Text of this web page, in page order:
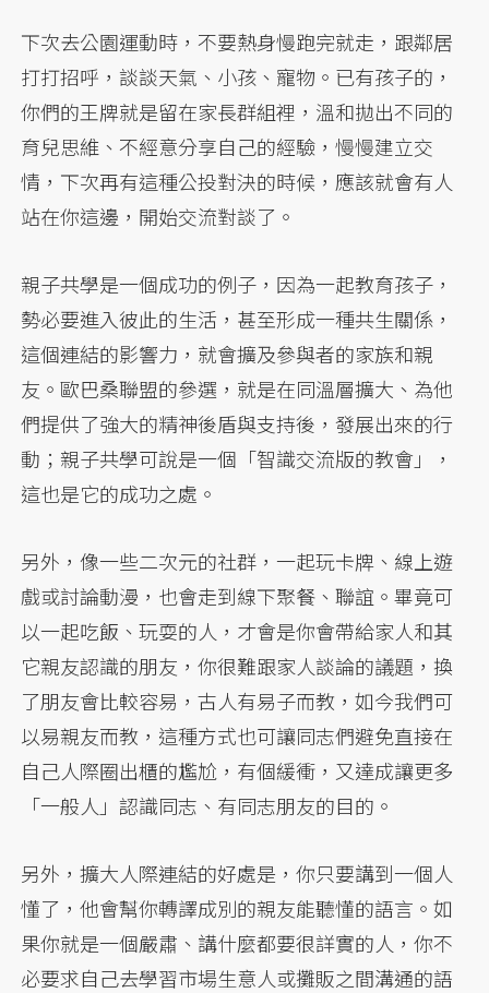
下次去公園運動時，不要熱身慢跑完就走，跟鄰居
打打招呼，談談天氣、小孩、寵物。已有孩子的，
你們的王牌就是留在家長群組裡，溫和拋出不同的
育兒思維、不經意分享自己的經驗，慢慢建立交
情，下次再有這種公投對決的時候，應該就會有人
站在你這邊，開始交流對談了。
親子共學是一個成功的例子，因為一起教育孩子，
勢必要進入彼此的生活，甚至形成一種共生關係，
這個連結的影響力，就會擴及參與者的家族和親
友。歐巴桑聯盟的參選，就是在同溫層擴大、為他
們提供了強大的精神後盾與支持後，發展出來的行
動；親子共學可說是一個「智識交流版的教會」，
這也是它的成功之處。
另外，像一些二次元的社群，一起玩卡牌、線上遊
戲或討論動漫，也會走到線下聚餐、聯誼。畢竟可
以一起吃飯、玩耍的人，才會是你會帶給家人和其
它親友認識的朋友，你很難跟家人談論的議題，換
了朋友會比較容易，古人有易子而教，如今我們可
以易親友而教，這種方式也可讓同志們避免直接在
自己人際圈出櫃的尷尬，有個緩衝，又達成讓更多
「一般人」認識同志、有同志朋友的目的。
另外，擴大人際連結的好處是，你只要講到一個人
懂了，他會幫你轉譯成別的親友能聽懂的語言。如
果你就是一個嚴肅、講什麼都要很詳實的人，你不
必要求自己去學習市場生意人或攤販之間溝通的語